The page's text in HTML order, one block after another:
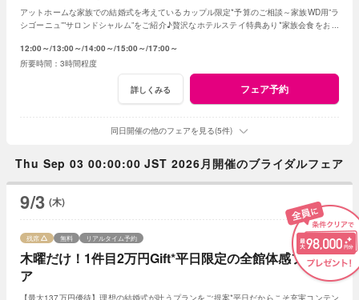
アットホームな家族での結婚式を考えているカップル限定*予算のご相談～家族WD用”ラ
シゴーニュ””サロンドシャルム”をご紹介♪贅沢なホテルステイ特典あり*家族会食をお得
12:00～ 13:00～ 14:00～ 15:00～ 17:00～
3時間程度
詳しくみる フェア予約
同日開催の他のフェアを見る(5件)
Thu Sep 03 00:00:00 JST 2026月開催のブライダルフェア
9/3 (木)
木曜だけ！1件目2万円Gift*平日限定の全館体感フェ
ア
残席 無料 リアルタイム予約